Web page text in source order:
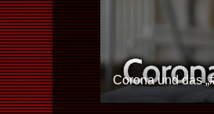
Corona und das